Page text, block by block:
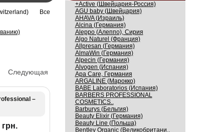
Все
Следующая
–
грн.
+Active (Швейцария-Россия)
AGU baby (Швейцария)
AHAVA (Израиль)
Alcina (Германия)
Aleppo (Алеппо), Сирия
Algo Naturel (Франция)
Allpresan (Германия)
AlmaWin (Германия)
Alpecin (Германия)
Alvogen (Испания)
Apa Care, Германия
ARGALINE (Марокко)
BABE Laboratorios (Испания)
BARBERS PROFESSIONAL
COSMETICS..
Barburys (Бельгия)
Beauty Elixir (Германия)
Beauty Line (Польша)
Bentley Organic (Великобритани..